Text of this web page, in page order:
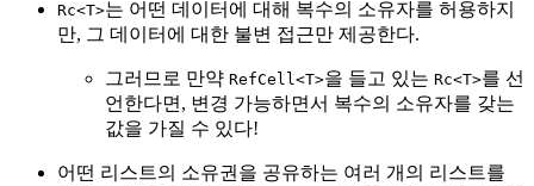
Rc<T>는 어떤 데이터에 대해 복수의 소유자를 허용하지
만, 그 데이터에 대한 불변 접근만 제공한다.
그러므로 만약 RefCell<T>을 들고 있는 Rc<T>를 선
언한다면, 변경 가능하면서 복수의 소유자를 갖는
값을 가질 수 있다!
어떤 리스트의 소유권을 공유하는 여러 개의 리스트를